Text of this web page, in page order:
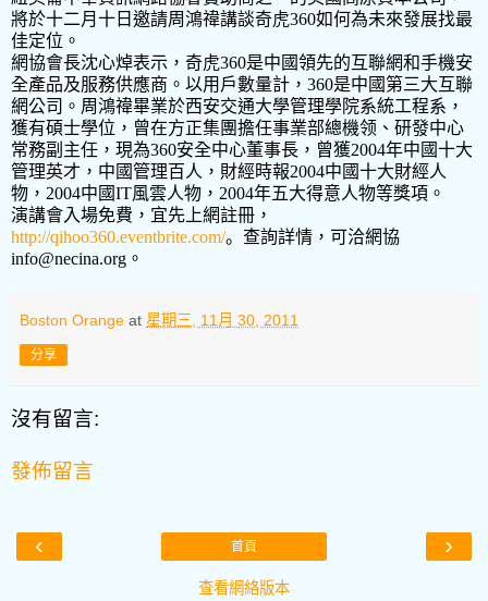
將於十二月十日邀請周鴻禕講談奇虎360如何為未來發展找最
佳定位。
網協會長沈心焯表示，奇虎360是中國領先的互聯網和手機安
全產品及服務供應商。以用戶數量計， 360是中國第三大互聯
網公司。周鴻禕畢業於西安交通大學管理學院系統工程系，
獲有碩士學位，曾在方正集團擔任事業部總機领、研發中心
常務副主任，現為360安全中心董事長，曾獲2004年中國十大
管理英才，中國管理百人，財經時報2004中國十大財經人
物， 2004中國IT風雲人物， 2004年五大得意人物等獎項。
演講會入場免費，宜先上網註冊，
http://qihoo360.eventbrite.com/。 查詢詳情，可洽網協
info@necina.org 。
Boston Orange at 星期三, 11月 30, 2011
分享
沒有留言:
發佈留言
‹ ›
首頁
查看網絡版本